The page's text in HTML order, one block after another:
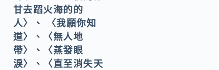
甘去蹈火海的的
人〉、 〈我願你知
道〉、〈無人地
帶〉、〈蒸發眼
淚〉、〈直至消失天